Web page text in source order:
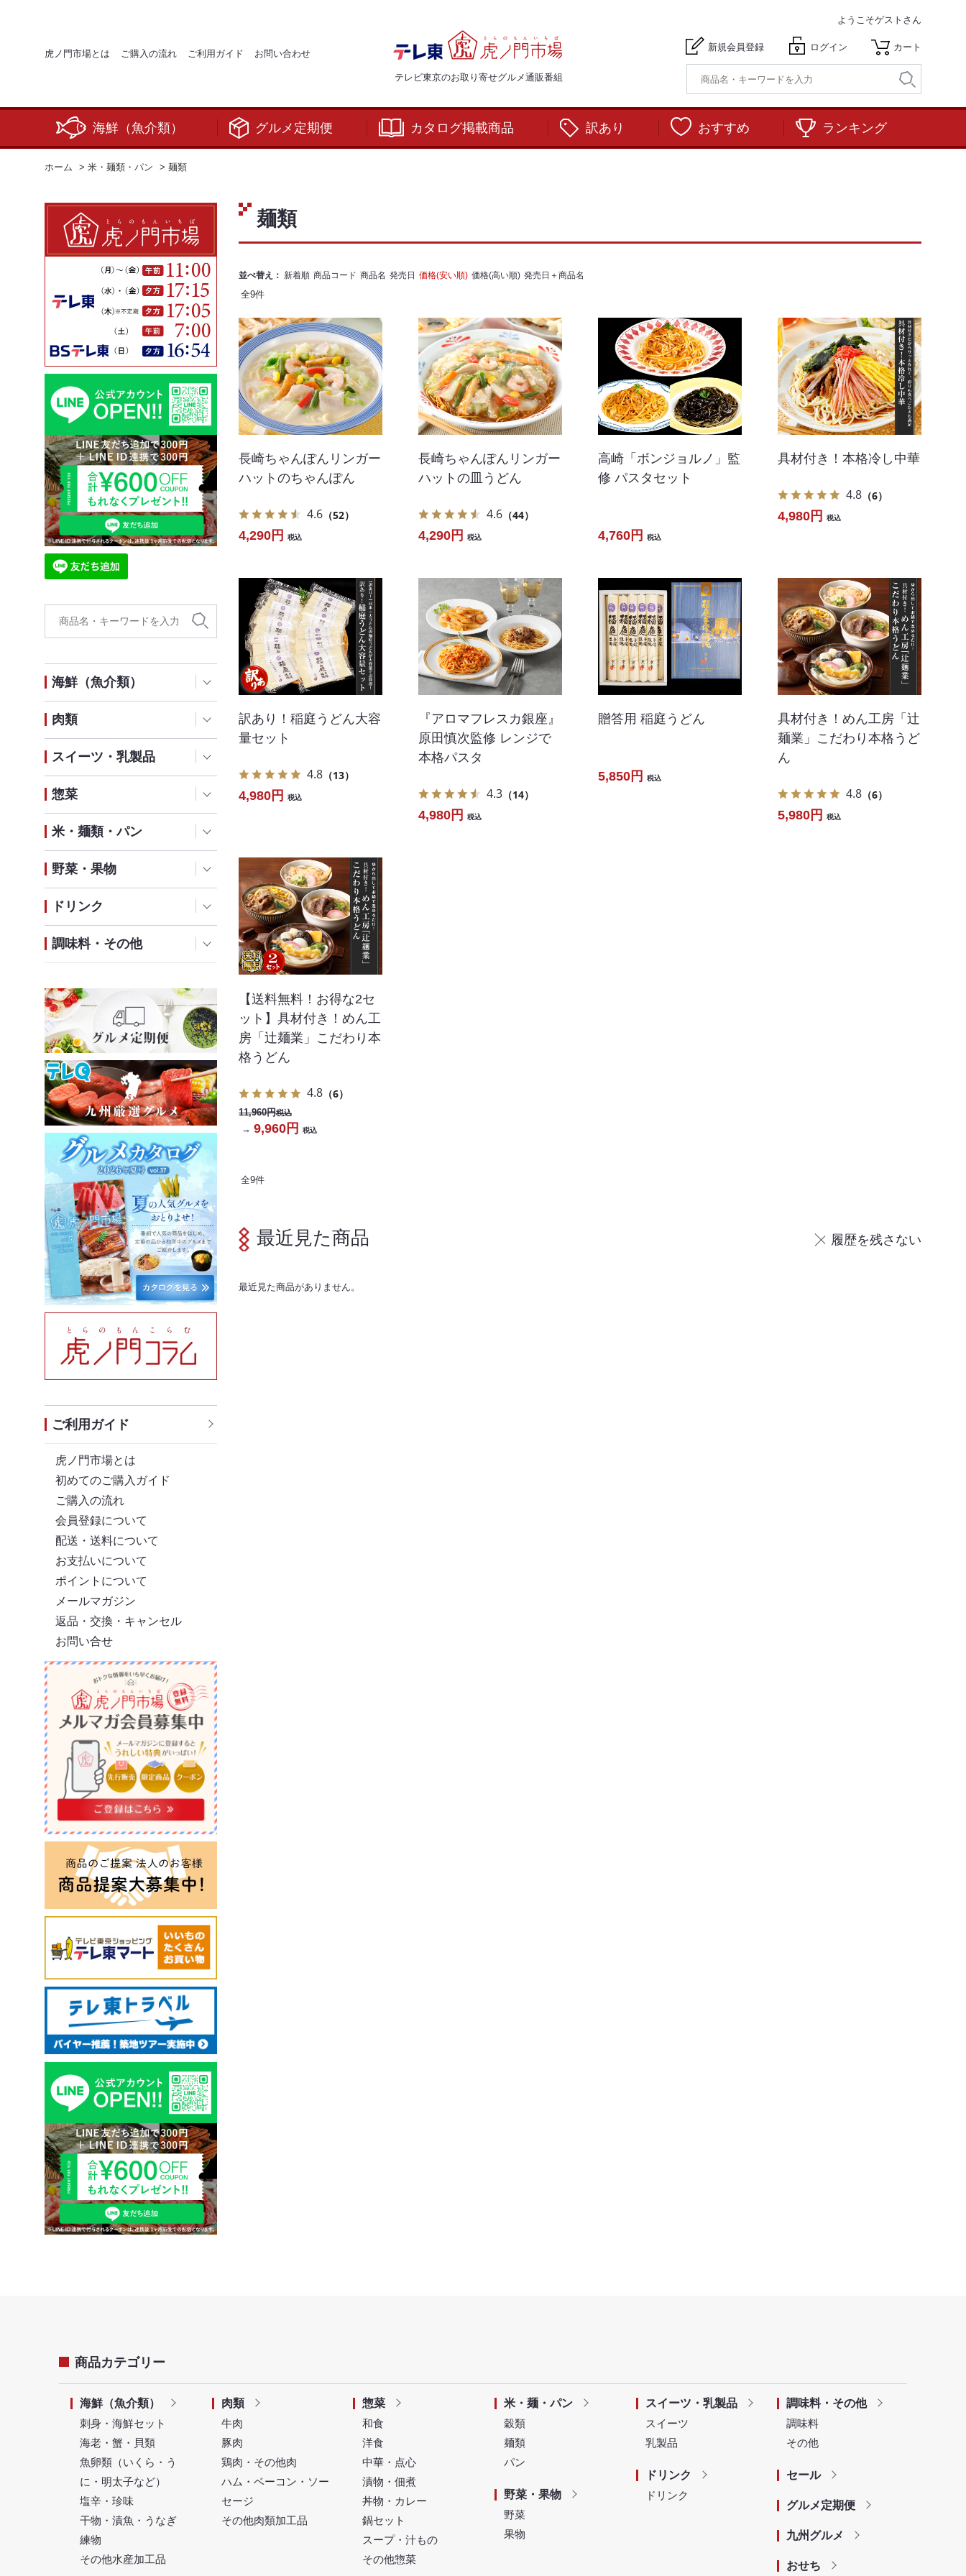
虎ノ門市場とは ご購入の流れ ご利用ガイド お問い合わせ
テレビ東京のお取り寄せグルメ通販番組
ようこそゲストさん
新規会員登録 ログイン カート
海鮮（魚介類） グルメ定期便 カタログ掲載商品 訳あり おすすめ ランキング
ホーム > 米・麺類・パン > 麺類
海鮮（魚介類）
肉類
スイーツ・乳製品
惣菜
米・麺類・パン
野菜・果物
ドリンク
調味料・その他
ご利用ガイド
虎ノ門市場とは
初めてのご購入ガイド
ご購入の流れ
会員登録について
配送・送料について
お支払いについて
ポイントについて
メールマガジン
返品・交換・キャンセル
お問い合せ
麺類
並べ替え： 新着順 商品コード 商品名 発売日 価格(安い順) 価格(高い順) 発売日＋商品名
全9件
長崎ちゃんぽんリンガー
ハットのちゃんぽん
4.6 （52）
4,290円 税込
長崎ちゃんぽんリンガー
ハットの皿うどん
4.6 （44）
4,290円 税込
高崎「ボンジョルノ」監
修 パスタセット
4,760円 税込
具材付き！本格冷し中華
4.8 （6）
4,980円 税込
訳あり！稲庭うどん大容
量セット
4.8 （13）
4,980円 税込
『アロマフレスカ銀座』
原田慎次監修 レンジで
本格パスタ
4.3 （14）
4,980円 税込
贈答用 稲庭うどん
5,850円 税込
具材付き！めん工房「辻
麺業」こだわり本格うど
ん
4.8 （6）
5,980円 税込
【送料無料！お得な2セ
ット】具材付き！めん工
房「辻麺業」こだわり本
格うどん
4.8 （6）
11,960円税込
→ 9,960円 税込
全9件
最近見た商品 履歴を残さない
最近見た商品がありません。
商品カテゴリー
海鮮（魚介類）
刺身・海鮮セット
海老・蟹・貝類
魚卵類（いくら・う
に・明太子など）
塩辛・珍味
干物・漬魚・うなぎ
練物
その他水産加工品
肉類
牛肉
豚肉
鶏肉・その他肉
ハム・ベーコン・ソー
セージ
その他肉類加工品
惣菜
和食
洋食
中華・点心
漬物・佃煮
丼物・カレー
鍋セット
スープ・汁もの
その他惣菜
米・麺・パン
穀類
麺類
パン
野菜・果物
野菜
果物
スイーツ・乳製品
スイーツ
乳製品
ドリンク
ドリンク
調味料・その他
調味料
その他
セール
グルメ定期便
九州グルメ
おせち